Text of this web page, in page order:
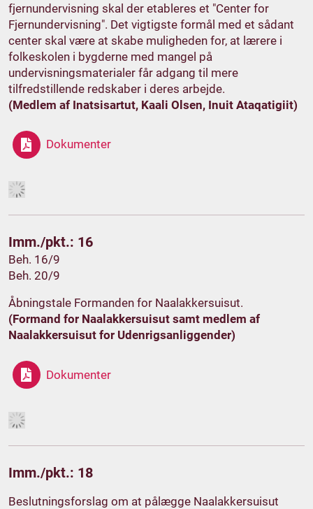
fjernundervisning skal der etableres et "Center for
Fjernundervisning". Det vigtigste formål med et sådant
center skal være at skabe muligheden for, at lærere i
folkeskolen i bygderne med mangel på
undervisningsmaterialer får adgang til mere
tilfredstillende redskaber i deres arbejde.
(Medlem af Inatsisartut, Kaali Olsen, Inuit Ataqatigiit)
Dokumenter
Imm./pkt.: 16
Beh. 16/9
Beh. 20/9
Åbningstale Formanden for Naalakkersuisut.
(Formand for Naalakkersuisut samt medlem af
Naalakkersuisut for Udenrigsanliggender)
Dokumenter
Imm./pkt.: 18
Beslutningsforslag om at pålægge Naalakkersuisut